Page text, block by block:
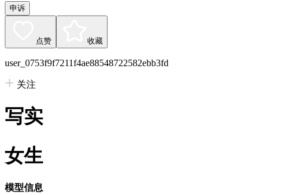
申诉
点赞 收藏
user_0753f9f7211f4ae88548722582ebb3fd
关注
写实
女生
模型信息